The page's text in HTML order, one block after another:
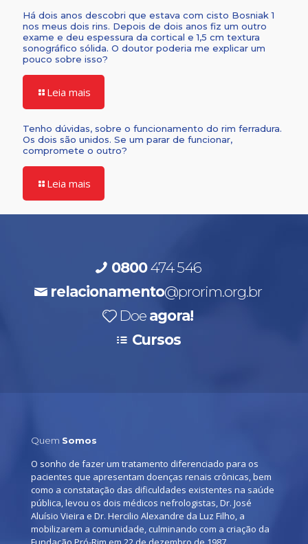
Há dois anos descobri que estava com cisto Bosniak 1
nos meus dois rins. Depois de dois anos fiz um outro
exame e deu espessura da cortical e 1,5 cm textura
sonográfico sólida. O doutor poderia me explicar um
pouco sobre isso?
Leia mais
Tenho dúvidas, sobre o funcionamento do rim ferradura.
Os dois são unidos. Se um parar de funcionar,
compromete o outro?
Leia mais
0800474 546
relacionamento@prorim.org.br
Doe agora!
Cursos
Quem Somos
O sonho de fazer um tratamento diferenciado para os
pacientes que apresentam doenças renais crônicas, bem
como a constatação das dificuldades existentes na saúde
pública, levou os dois médicos nefrologistas, Dr. José
Aluísio Vieira e Dr. Hercilio Alexandre da Luz Filho, a
mobilizarem a comunidade, culminando com a criação da